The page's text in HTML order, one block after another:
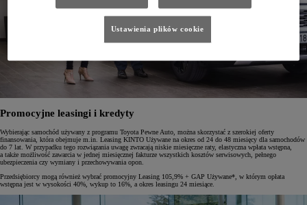
Promocyjne leasingi i kredyty
Wybierając samochód używany z programu Toyota Pewne Auto, można skorzystać z szerokiej oferty
finansowania, która obejmuje m.in. Leasing KINTO Używane na okres od 24 do 48 miesięcy dla samochodów
do 7 lat. W przypadku tego rozwiązania uwagę zwracają niskie miesięczne raty, elastyczna wpłata wstępna,
a także możliwość zawarcia w jednej miesięcznej fakturze wszystkich kosztów serwisowych, pełnego
ubezpieczenia czy wymiany i przechowywania opon.
Przedsiębiorcy mogą również wybrać promocyjny Leasing 105,9% + GAP Używane*, w którym opłata
wstępna jest w wysokości 40%, wykup to 16%, a okres leasingu 24 miesiące.
Ustawienia plików cookie